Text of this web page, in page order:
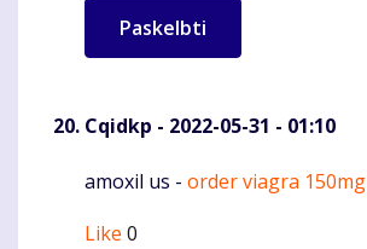
Cqidkp - 2022-05-31 - 01:10
Komentaras
amoxil us - order viagra 150mg
Like 0